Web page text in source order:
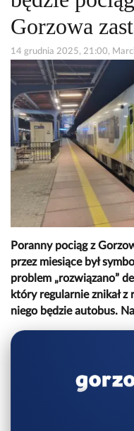
Gorzowa
14 grudnia 2025, 21:00,
Poranny pociąg z
przez miesiące był
problem „rozwiązano”
który regularnie znikał z
niego będzie autobus.